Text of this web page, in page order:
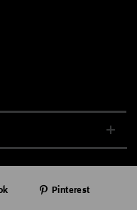
Pinterest